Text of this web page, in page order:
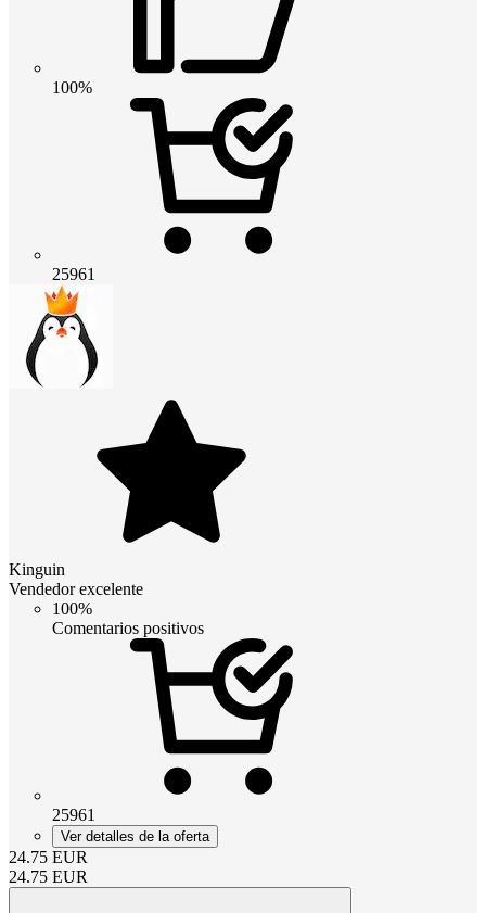
100%
25961
Kinguin
Vendedor excelente
100%
Comentarios positivos
25961
Ver detalles de la oferta
24.75 EUR
24.75 EUR